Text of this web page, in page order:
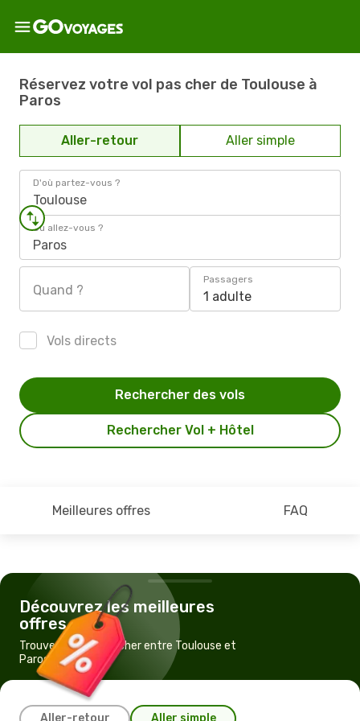
Réservez votre vol pas cher de Toulouse à
Paros
Aller-retour Aller simple
D'où partez-vous ?
Toulouse
Où allez-vous ?
Paros
Quand ?
Passagers
1 adulte
Vols directs
Rechercher Vol + Hôtel
Rechercher des vols
Meilleures offres FAQ
Découvrez les meilleures
offres
Trouvez un vol pas cher entre Toulouse et
Paros
Aller-retour Aller simple